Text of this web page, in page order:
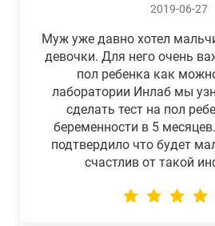
2019-06-27
Муж уже давно хотел
девочки. Для него очень
пол ребенка как
лаборатории Инлаб мы
сделать тест на пол
беременности в 5
подтвердило что будет
счастлив от такой